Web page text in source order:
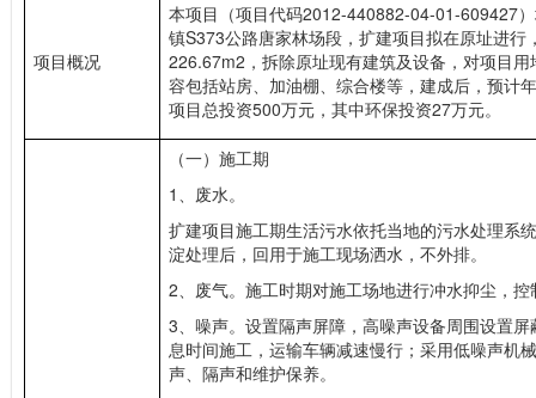
项目概况
本项目（项目代码2012-440882-04-01-609427
镇S373公路唐家林场段，扩建项目拟在原址进
226.67m2，拆除原址现有建筑及设备，对项目
容包括站房、加油棚、综合楼等，建成后，预计
项目总投资500万元，其中环保投资27万元。
（一）施工期
1、废水。
扩建项目施工期生活污水依托当地的污水处理系
淀处理后，回用于施工现场洒水，不外排。
2、废气。施工时期对施工场地进行冲水抑尘，
3、噪声。设置隔声屏障，高噪声设备周围设置
息时间施工，运输车辆减速慢行；采用低噪声机
声、隔声和维护保养。